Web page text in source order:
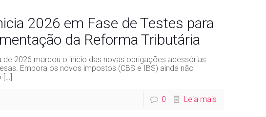
2026 em Fase de Testes para
da Reforma Tributária
de 2026 marcou o início das novas obrigações acessórias
Embora os novos impostos (CBS e IBS) ainda não
[…]
0 Leia mais